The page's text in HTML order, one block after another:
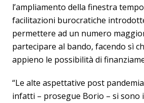
l’ampliamento della finestra
facilitazioni burocratiche
permettere ad un numero
partecipare al bando, facendo sì
appieno le possibilità di
“Le alte aspettative post
infatti – prosegue Borio – si sono